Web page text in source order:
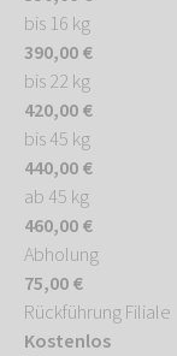
bis 16 kg
390,00 €
bis 22 kg
420,00 €
bis 45 kg
440,00 €
ab 45 kg
460,00 €
Abholung
75,00 €
Rückführung Filiale
Kostenlos